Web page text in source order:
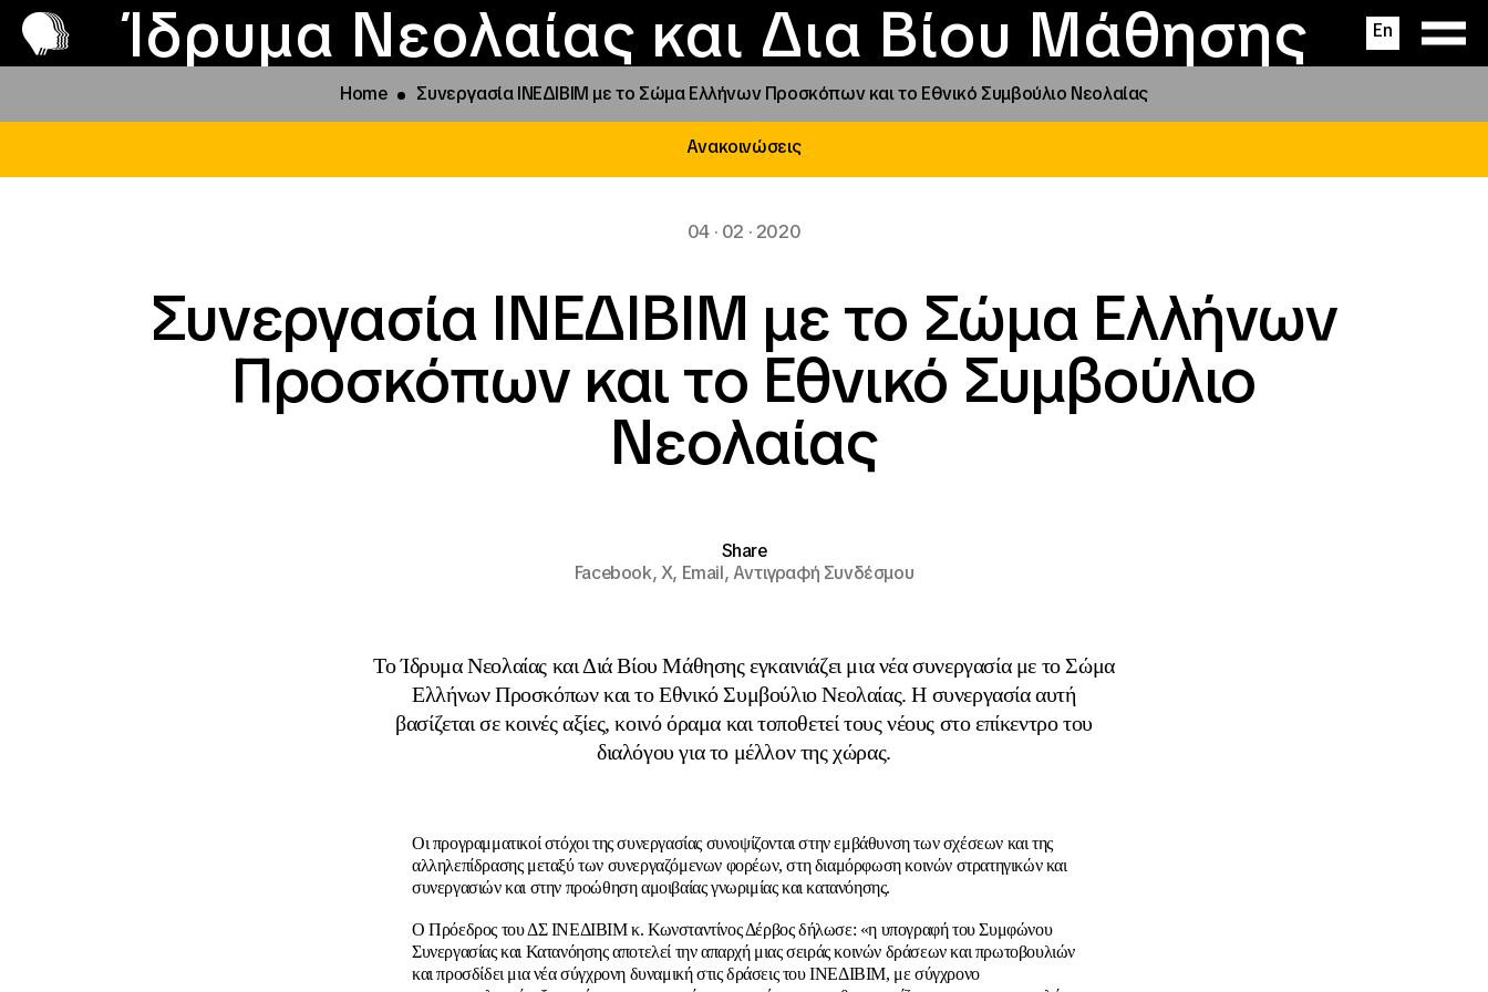
Ίδρυμα Νεολαίας και Δια Βίου Μάθησης En
Το ΙΝΕΔΙΒΙΜ
Προγράμματα και δράσεις
Φοιτητικές Εστίες
Παραχώρηση αιγίδας
Νέα
Επικοινωνία
Home Συνεργασία ΙΝΕΔΙΒΙΜ με το Σώμα Ελλήνων Προσκόπων και το Εθνικό Συμβούλιο Νεολαίας
Ανακοινώσεις
04 · 02 · 2020
Συνεργασία ΙΝΕΔΙΒΙΜ με το Σώμα Ελλήνων
Προσκόπων και το Εθνικό Συμβούλιο
Νεολαίας
Share
Facebook,X, Email,Αντιγραφή Συνδέσμου
Το Ίδρυμα Νεολαίας και Διά Βίου Μάθησης εγκαινιάζει μια νέα συνεργασία με το Σώμα
Ελλήνων Προσκόπων και το Εθνικό Συμβούλιο Νεολαίας. Η συνεργασία αυτή
βασίζεται σε κοινές αξίες, κοινό όραμα και τοποθετεί τους νέους στο επίκεντρο του
διαλόγου για το μέλλον της χώρας.
Οι προγραμματικοί στόχοι της συνεργασίας συνοψίζονται στην εμβάθυνση των σχέσεων και της
αλληλεπίδρασης μεταξύ των συνεργαζόμενων φορέων, στη διαμόρφωση κοινών στρατηγικών και
συνεργασιών και στην προώθηση αμοιβαίας γνωριμίας και κατανόησης.
Ο Πρόεδρος του ΔΣ ΙΝΕΔΙΒΙΜ κ. Κωνσταντίνος Δέρβος δήλωσε: «η υπογραφή του Συμφώνου
Συνεργασίας και Κατανόησης αποτελεί την απαρχή μιας σειράς κοινών δράσεων και πρωτοβουλιών
και προσδίδει μια νέα σύγχρονη δυναμική στις δράσεις του ΙΝΕΔΙΒΙΜ, με σύγχρονο